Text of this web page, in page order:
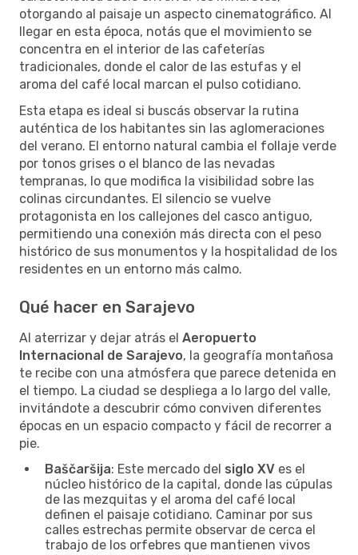
otorgando al paisaje un aspecto cinematográfico. Al
llegar en esta época, notás que el movimiento se
concentra en el interior de las cafeterías
tradicionales, donde el calor de las estufas y el
aroma del café local marcan el pulso cotidiano.
Esta etapa es ideal si buscás observar la rutina
auténtica de los habitantes sin las aglomeraciones
del verano. El entorno natural cambia el follaje verde
por tonos grises o el blanco de las nevadas
tempranas, lo que modifica la visibilidad sobre las
colinas circundantes. El silencio se vuelve
protagonista en los callejones del casco antiguo,
permitiendo una conexión más directa con el peso
histórico de sus monumentos y la hospitalidad de los
residentes en un entorno más calmo.
Qué hacer en Sarajevo
Al aterrizar y dejar atrás el Aeropuerto
Internacional de Sarajevo, la geografía montañosa
te recibe con una atmósfera que parece detenida en
el tiempo. La ciudad se despliega a lo largo del valle,
invitándote a descubrir cómo conviven diferentes
épocas en un espacio compacto y fácil de recorrer a
pie.
Baščaršija: Este mercado del siglo XV es el
núcleo histórico de la capital, donde las cúpulas
de las mezquitas y el aroma del café local
definen el paisaje cotidiano. Caminar por sus
calles estrechas permite observar de cerca el
trabajo de los orfebres que mantienen vivos